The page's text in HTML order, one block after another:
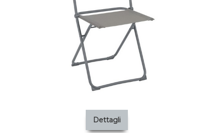
Dettagli